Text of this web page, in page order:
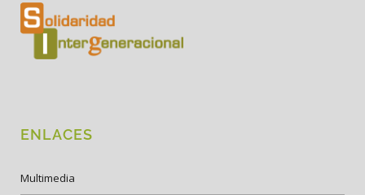
ENLACES
Multimedia